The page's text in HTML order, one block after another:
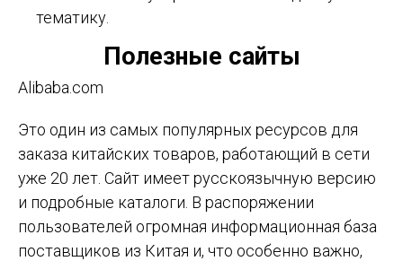
тематику.
Полезные сайты
Alibaba.com
Это один из самых популярных ресурсов для
заказа китайских товаров, работающий в сети
уже 20 лет. Сайт имеет русскоязычную версию
и подробные каталоги. В распоряжении
пользователей огромная информационная база
поставщиков из Китая и, что особенно важно,